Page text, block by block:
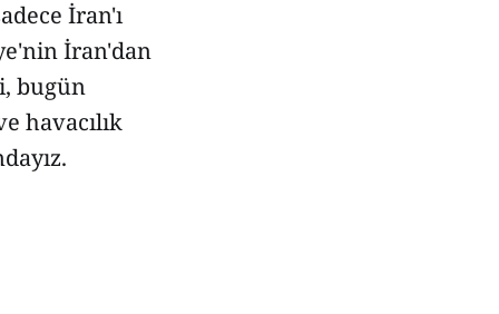
İran'ı
İran'dan
bugün
havacılık